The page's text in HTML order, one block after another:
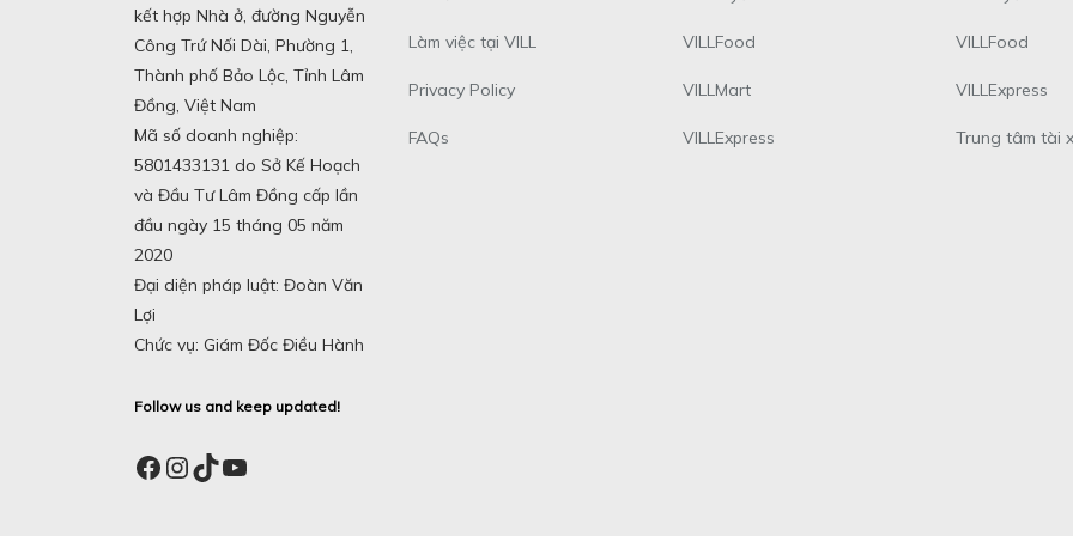
kết hợp Nhà ở, đường Nguyễn
Công Trứ Nối Dài, Phường 1,
Thành phố Bảo Lộc, Tỉnh Lâm
Đồng, Việt Nam
Mã số doanh nghiệp:
5801433131 do Sở Kế Hoạch
và Đầu Tư Lâm Đồng cấp lần
đầu ngày 15 tháng 05 năm
2020
Đại diện pháp luật: Đoàn Văn
Lợi
Chức vụ: Giám Đốc Điều Hành
Follow us and keep updated!
Facebook
Instagram
TikTok
YouTube
Làm việc tại VILL
Privacy Policy
FAQs
VILLFood
VILLMart
VILLExpress
VILLFood
VILLExpress
Trung tâm tài